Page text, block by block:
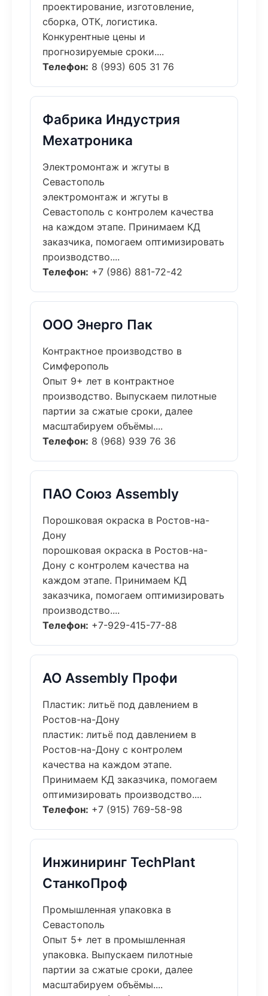
проектирование, изготовление,
сборка, ОТК, логистика.
Конкурентные цены и
прогнозируемые сроки....
Телефон: 8 (993) 605 31 76
Фабрика Индустрия
Мехатроника
Электромонтаж и жгуты в
Севастополь
электромонтаж и жгуты в
Севастополь с контролем качества
на каждом этапе. Принимаем КД
заказчика, помогаем оптимизировать
производство....
Телефон: +7 (986) 881-72-42
ООО Энерго Пак
Контрактное производство в
Симферополь
Опыт 9+ лет в контрактное
производство. Выпускаем пилотные
партии за сжатые сроки, далее
масштабируем объёмы....
Телефон: 8 (968) 939 76 36
ПАО Союз Assembly
Порошковая окраска в Ростов-на-
Дону
порошковая окраска в Ростов-на-
Дону с контролем качества на
каждом этапе. Принимаем КД
заказчика, помогаем оптимизировать
производство....
Телефон: +7-929-415-77-88
АО Assembly Профи
Пластик: литьё под давлением в
Ростов-на-Дону
пластик: литьё под давлением в
Ростов-на-Дону с контролем
качества на каждом этапе.
Принимаем КД заказчика, помогаем
оптимизировать производство....
Телефон: +7 (915) 769-58-98
Инжиниринг TechPlant
СтанкоПроф
Промышленная упаковка в
Севастополь
Опыт 5+ лет в промышленная
упаковка. Выпускаем пилотные
партии за сжатые сроки, далее
масштабируем объёмы....